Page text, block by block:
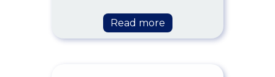
Read more